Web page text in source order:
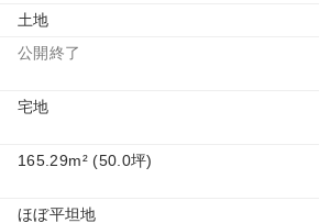
土地
公開終了
宅地
165.29m² (50.0坪)
ほぼ平坦地